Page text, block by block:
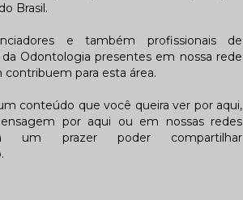
Brasil.
e também profissionais de
da Odontologia presentes em nossa rede
para esta área.
conteúdo que você queira ver por aqui,
por aqui ou em nossas redes
um prazer poder compartilhar